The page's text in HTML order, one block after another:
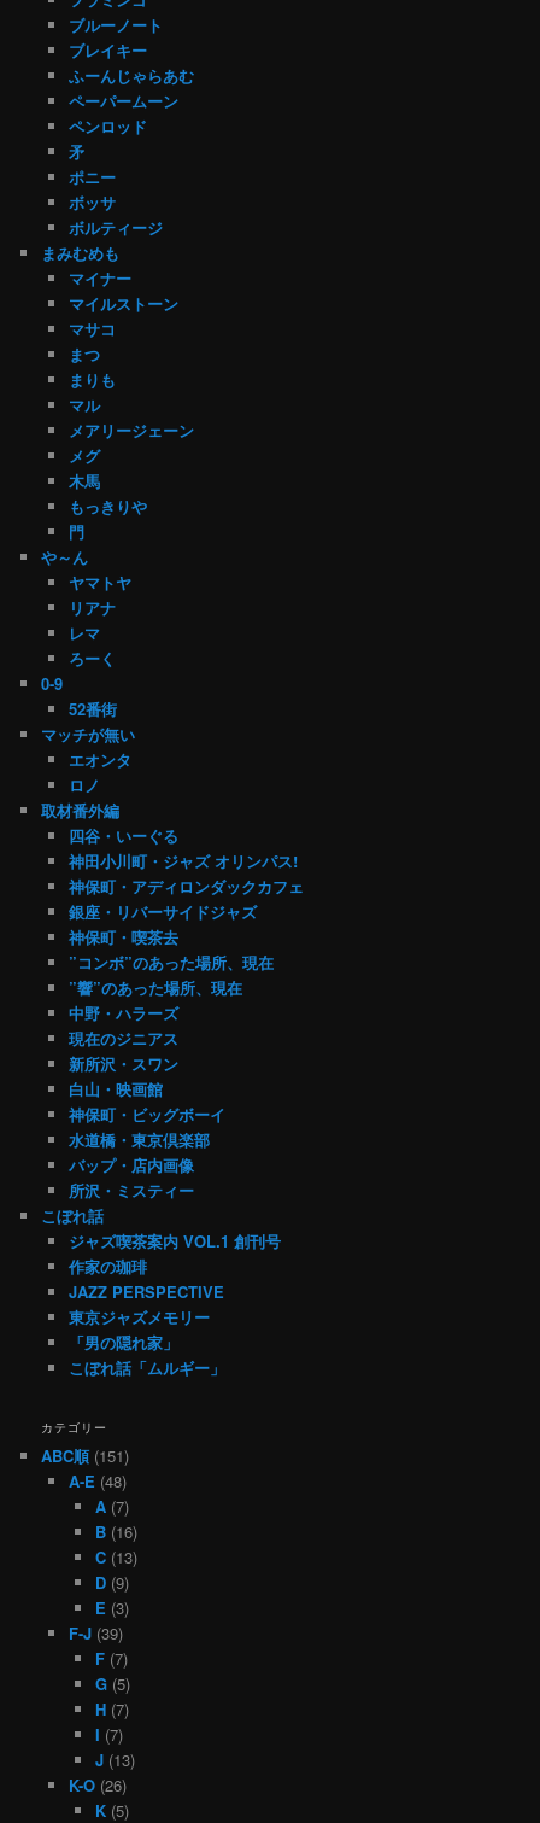
ブルーノート
ブレイキー
ふーんじゃらあむ
ペーパームーン
ペンロッド
矛
ポニー
ボッサ
ボルティージ
まみむめも
マイナー
マイルストーン
マサコ
まつ
まりも
マル
メアリージェーン
メグ
木馬
もっきりや
門
や～ん
ヤマトヤ
リアナ
レマ
ろーく
0-9
52番街
マッチが無い
エオンタ
ロノ
取材番外編
四谷・いーぐる
神田小川町・ジャズ オリンパス!
神保町・アディロンダックカフェ
銀座・リバーサイドジャズ
神保町・喫茶去
”コンボ”のあった場所、現在
”響”のあった場所、現在
中野・ハラーズ
現在のジニアス
新所沢・スワン
白山・映画館
神保町・ビッグボーイ
水道橋・東京倶楽部
バップ・店内画像
所沢・ミスティー
こぼれ話
ジャズ喫茶案内 VOL.1 創刊号
作家の珈琲
JAZZ PERSPECTIVE
東京ジャズメモリー
「男の隠れ家」
こぼれ話「ムルギー」
カテゴリー
ABC順(151)
A-E (48)
A (7)
B (16)
C (13)
D (9)
E (3)
F-J(39)
F (7)
G (5)
H (7)
I (7)
J (13)
K-O(26)
K (5)